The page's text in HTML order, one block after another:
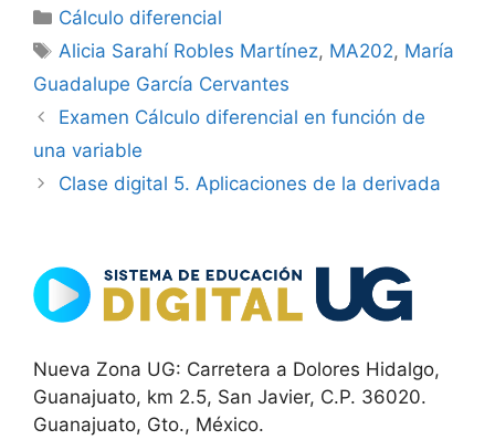
Categorías
Cálculo diferencial
Etiquetas
Alicia Sarahí Robles Martínez, MA202, María
Guadalupe García Cervantes
Examen Cálculo diferencial en función de
una variable
Clase digital 5. Aplicaciones de la derivada
Nueva Zona UG: Carretera a Dolores Hidalgo,
Guanajuato, km 2.5, San Javier, C.P. 36020.
Guanajuato, Gto., México.